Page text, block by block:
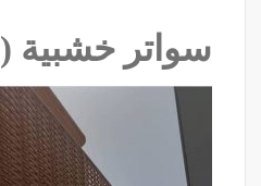
سواتر خشبية (30)